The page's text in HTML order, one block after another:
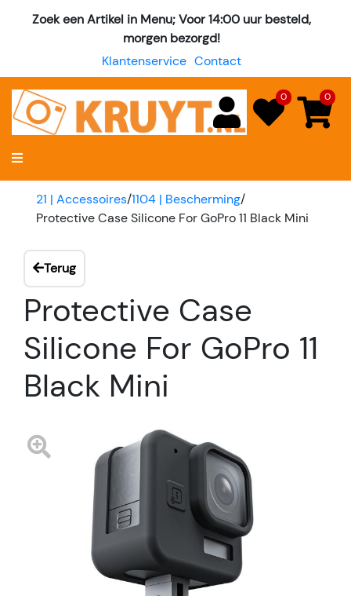
Zoek een Artikel in Menu; Voor 14:00 uur besteld,
morgen bezorgd!
Klantenservice Contact
0 0
21 | Accessoires/1104 | Bescherming/
Protective Case Silicone For GoPro 11 Black Mini
Terug
Protective Case
Silicone For GoPro 11
Black Mini